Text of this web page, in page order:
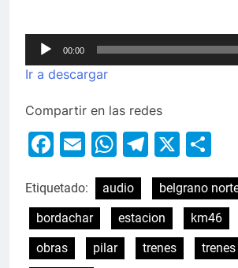
Reproductor
audio
00:00
Ir a descargar
Compartir en las redes
Facebook
EmailWhatsApp
X
Etiquetado: audio
belgrano
bordachar
estacion km46
obras
pilar trenes